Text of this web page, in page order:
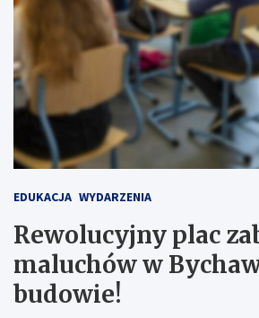
EDUKACJA WYDARZENIA
Rewolucyjny plac
maluchów w
budowie!